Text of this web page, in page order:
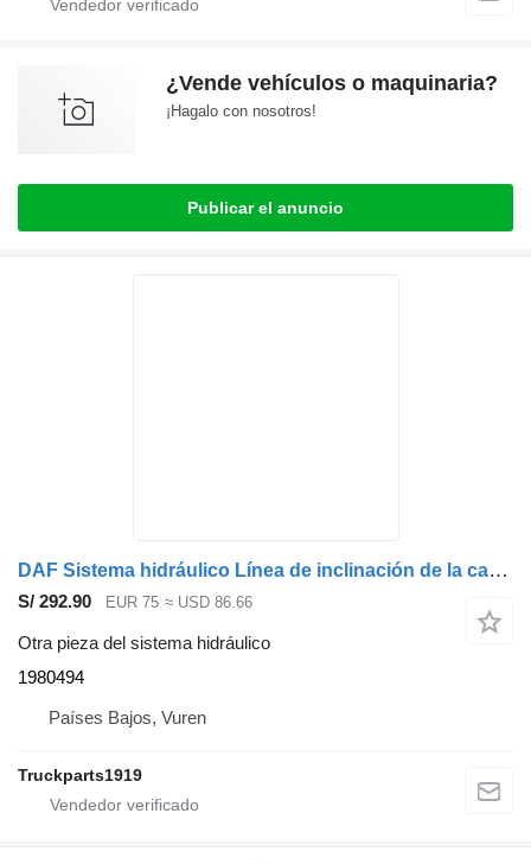
¿Vende vehículos o maquinaria?
¡Hagalo con nosotros!
Publicar el anuncio
DAF Sistema hidráulico Línea de inclinación de la cabina 1980494 para cabeza tractora
S/ 292.90 EUR 75 ≈ USD 86.66
Otra pieza del sistema hidráulico
1980494
Países Bajos, Vuren
Truckparts1919